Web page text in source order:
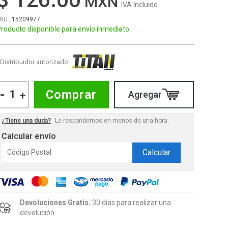
IVA Incluido
15209977
disponible para envío inmediato
Distribuidor autorizado
- + Comprar
¿Tiene una duda? Le respondemos en menos de una hora.
Calcular envío
Calcular
Devoluciones Gratis. 30 días para realizar una
devolución